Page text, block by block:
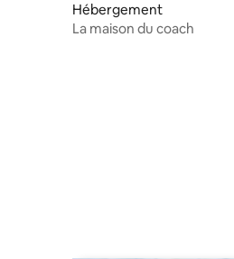
Hébergement
La maison du coach